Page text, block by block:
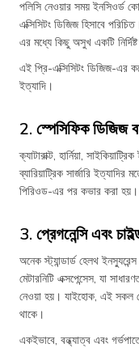
পলিসি নেওয়ার সময় ইনসিওর্ড
এক্সিসিটং ডিজিজ হিসাবে
এর মধ্যে কিছু অসুখ একটি
এই প্রি-এক্সিসিটং ডিজিজ-এর
ইত্যাদি।
2. স্পেসিফিক ডিজিজ
ক্যাটারাক্ট, হার্নিয়া,
ব্যারিয়াট্রিক সার্জারি ইত্যাদির
পিরিওড-এর পর কভার করা হয়।
3. প্রেগনেন্সি এবং
অনেক স্ট্যান্ডার্ড হেলথ
মেটারনিটি এক্সপেন্সেস, যা
নেওয়া হয়। যাইহোক, এই সকল
থাকে।
একইভাবে, বন্ধ্যাত্ব এবং